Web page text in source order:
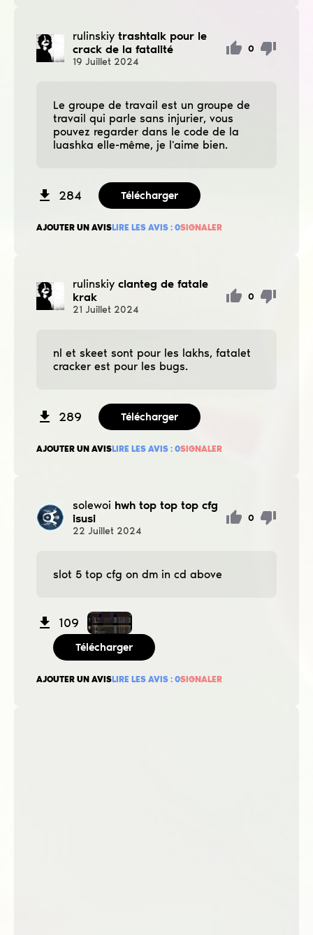
rulinskiy trashtalk pour le
crack de la fatalité
19 Juillet 2024
0
Le groupe de travail est un groupe de
travail qui parle sans injurier, vous
pouvez regarder dans le code de la
luashka elle-même, je l'aime bien.
284 Télécharger
AJOUTER UN AVISLIRE LES AVIS : 0SIGNALER
rulinskiy clanteg de fatale
krak
21 Juillet 2024
0
nl et skeet sont pour les lakhs, fatalet
cracker est pour les bugs.
289 Télécharger
AJOUTER UN AVISLIRE LES AVIS : 0SIGNALER
solewoi hwh top top top cfg
isusi
22 Juillet 2024
0
slot 5 top cfg on dm in cd above
109
Télécharger
AJOUTER UN AVISLIRE LES AVIS : 0SIGNALER